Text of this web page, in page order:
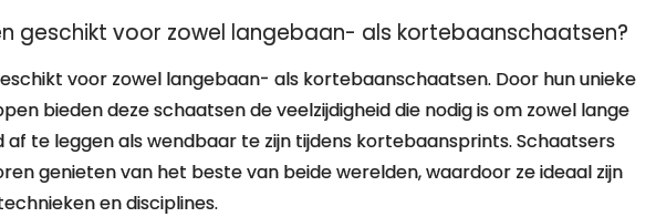
geschikt voor zowel langebaan- als kortebaanschaatsen?
voor zowel langebaan- als kortebaanschaatsen. Door hun unieke
bieden deze schaatsen de veelzijdigheid die nodig is om zowel lange
te leggen als wendbaar te zijn tijdens kortebaansprints. Schaatsers
genieten van het beste van beide werelden, waardoor ze ideaal zijn
en disciplines.